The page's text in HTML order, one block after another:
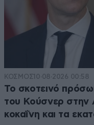
ΚΟΣΜΟΣ10·08·2026 00:58
Το σκοτεινό
του Κούσνερ στην
κοκαΐνη και τα